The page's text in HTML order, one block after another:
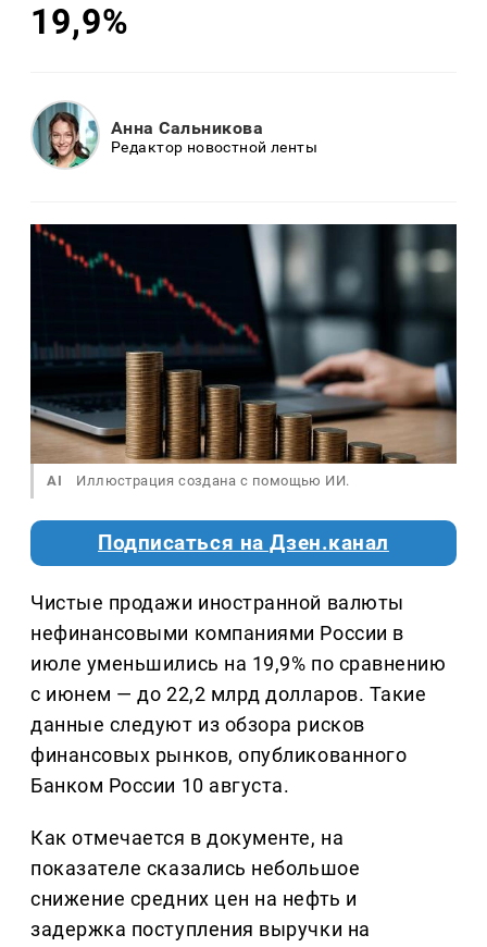
19,9%
Анна Сальникова
Редактор новостной ленты
AI Иллюстрация создана с помощью ИИ.
Подписаться на Дзен.канал
Чистые продажи иностранной валюты
нефинансовыми компаниями России в
июле уменьшились на 19,9% по сравнению
с июнем — до 22,2 млрд долларов. Такие
данные следуют из обзора рисков
финансовых рынков, опубликованного
Банком России 10 августа.
Как отмечается в документе, на
показателе сказались небольшое
снижение средних цен на нефть и
задержка поступления выручки на